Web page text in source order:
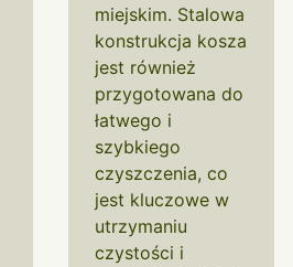
miejskim. Stalowa
konstrukcja kosza
jest również
przygotowana do
łatwego i
szybkiego
czyszczenia, co
jest kluczowe w
utrzymaniu
czystości i